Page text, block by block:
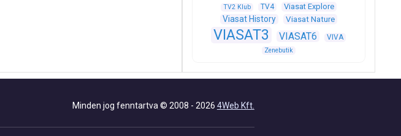
TV2 Klub
TV4 Viasat Explore
Viasat History Viasat Nature
VIASAT3 VIASAT6 VIVA
Zenebutik
Minden jog fenntartva © 2008 - 2026 4Web Kft.